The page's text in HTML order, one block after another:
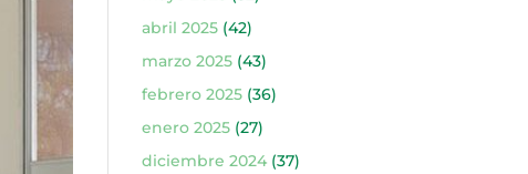
abril 2025(42)
marzo 2025(43)
febrero 2025(36)
enero 2025(27)
diciembre 2024(37)